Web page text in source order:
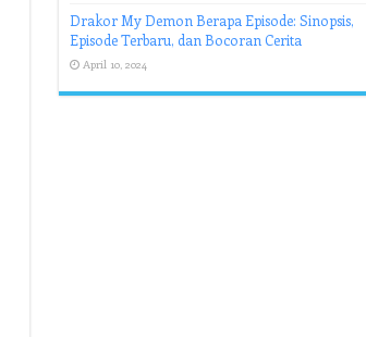
Drakor My Demon Berapa Episode: Sinopsis,
Episode Terbaru, dan Bocoran Cerita
April 10, 2024